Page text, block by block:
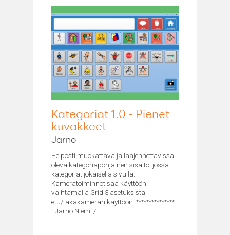
Kategoriat 1.0 - Pienet
kuvakkeet
Jarno
Helposti muokattava ja laajennettavissa
oleva kategoriapohjainen sisältö, jossa
kategoriat jokaisella sivulla.
Kameratoiminnot saa käyttöön
vaihtamalla Grid 3 asetuksista
etu/takakameran käyttöön. *************** -
- Jarno Niemi /...